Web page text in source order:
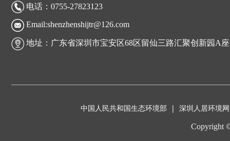
电话：0755-27823123
Email:shenzhenshijtr@126.com
地址：广东省深圳市宝安区68区留仙三路汇聚创新园A
中国人民共和国生态环境部 | 深圳人居环境网
Copyright